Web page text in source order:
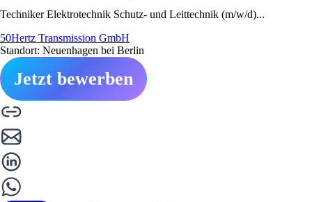
Techniker Elektrotechnik Schutz- und Leittechnik (m/w/d)...
50Hertz Transmission GmbH
Standort: Neuenhagen bei Berlin
Jetzt bewerben